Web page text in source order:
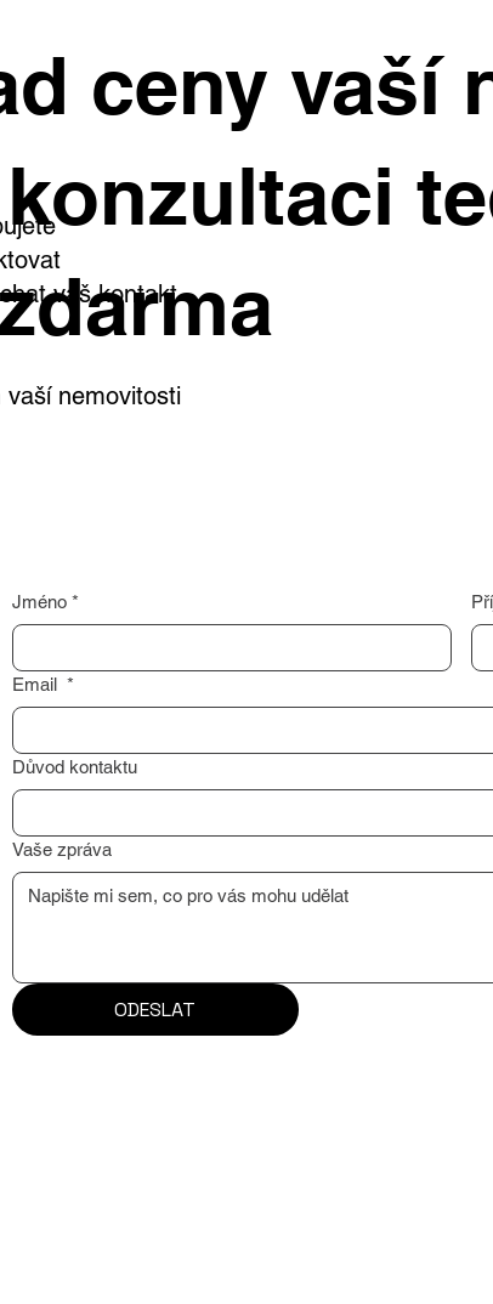
ceny vaší
váš kontakt
nemovitosti
Jméno *
Email *
Důvod kontaktu
Vaše zpráva
ODESLAT